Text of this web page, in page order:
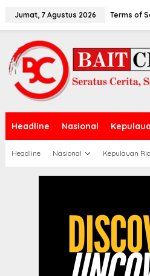
Jumat, 7 Agustus 2026 Terms of
Headline Nasional
Headline Nasional Kepulauan